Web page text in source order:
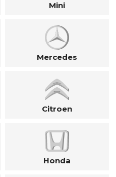
Mini
Mercedes
Citroen
Honda